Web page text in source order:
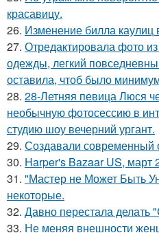
красавицу.
26. Изменение билла каулиц
27. Отредактировала фото
одежды, легкий
оставила, чтоб было
28. 28-Летняя певица Люся
необычную фотосессию в
студию шоу вечерний ургант.
29. Создавали современный
30. Harper's Bazaar US, март
31. "Мастер не Может Быть
некоторые.
32. Давно перестала
33. Не меняя внешности